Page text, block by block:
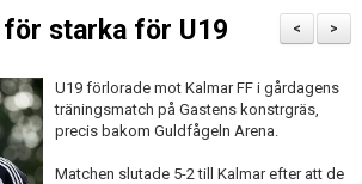
>
<
för starka för U19
U19 förlorade mot Kalmar FF i gårdagens
träningsmatch på Gastens konstrgräs,
precis bakom Guldfågeln Arena.
Matchen slutade 5-2 till Kalmar efter att de